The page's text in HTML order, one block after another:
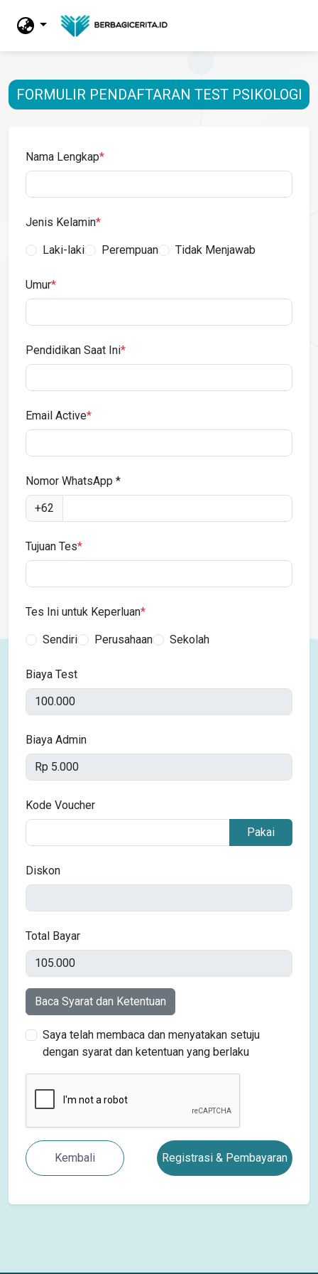
FORMULIR PENDAFTARAN TEST PSIKOLOGI
Nama Lengkap*
Jenis Kelamin*
Laki-laki Perempuan Tidak Menjawab
Umur*
Pendidikan Saat Ini*
Email Active*
Nomor WhatsApp *
+62
Tujuan Tes*
Tes Ini untuk Keperluan*
Sendiri Perusahaan Sekolah
Biaya Test
Biaya Admin
Kode Voucher
Pakai
Diskon
Total Bayar
Baca Syarat dan Ketentuan
Saya telah membaca dan menyatakan setuju
dengan syarat dan ketentuan yang berlaku
Kembali Registrasi & Pembayaran